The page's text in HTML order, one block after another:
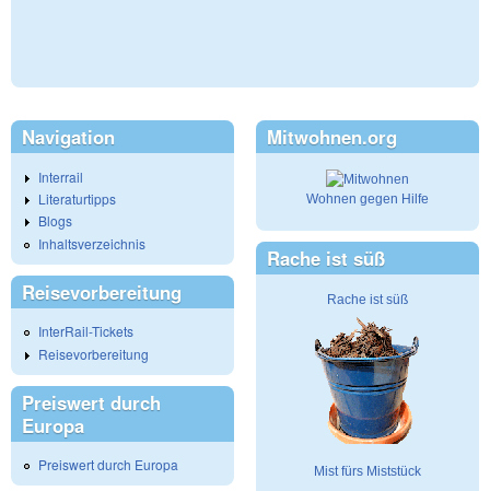
Navigation
Interrail
Literaturtipps
Blogs
Inhaltsverzeichnis
Reisevorbereitung
InterRail-Tickets
Reisevorbereitung
Preiswert durch
Europa
Preiswert durch Europa
Mitwohnen.org
Wohnen gegen Hilfe
Rache ist süß
Rache ist süß
Mist fürs Miststück